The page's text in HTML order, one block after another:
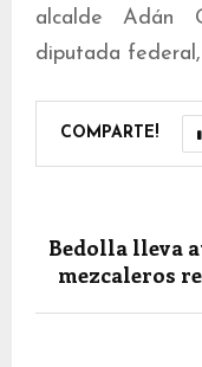
alcalde Adán
diputada
COMPARTE!
Bedolla lleva
mezcaleros